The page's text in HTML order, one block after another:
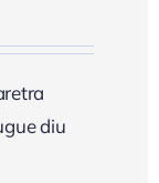
diu